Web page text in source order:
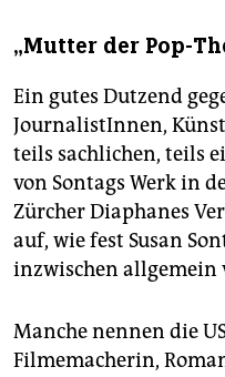
„Mutter der Pop-
Ein gutes Dutzend
JournalistInnen,
teils sachlichen, teils
von Sontags Werk in
Zürcher Dia­phanes
auf, wie fest Susan
inzwischen allgemein
Manche nennen die
Filmemacherin,